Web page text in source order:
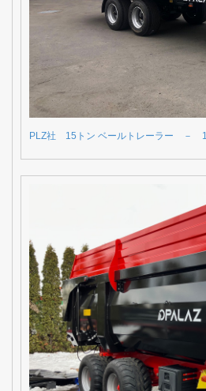
PLZ社 15トン ベールトレーラー －